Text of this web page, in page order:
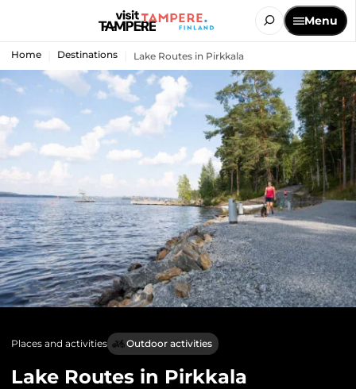
Menu
Home Destinations Lake Routes in Pirkkala
Places and activities Outdoor activities
Lake Routes in Pirkkala